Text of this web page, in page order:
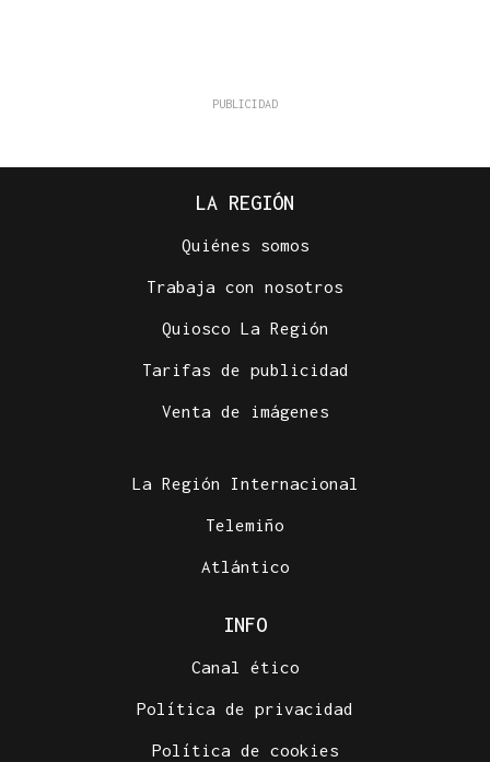
LA REGIÓN
Quiénes somos
Trabaja con nosotros
Quiosco La Región
Tarifas de publicidad
Venta de imágenes
La Región Internacional
Telemiño
Atlántico
INFO
Canal ético
Política de privacidad
Política de cookies